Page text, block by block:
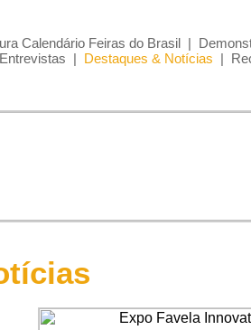
Calendário Feiras do Brasil |
Entrevistas | Destaques & Notícias |